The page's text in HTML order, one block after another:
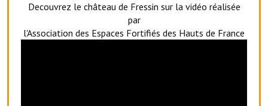
La société de pêche
Decouvrez le château de Fressin sur la vidéo réalisée
par
l'Association des Espaces Fortifiés des Hauts de France